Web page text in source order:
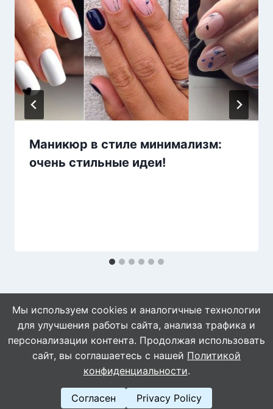
Маникюр в стиле минимализм:
очень стильные идеи!
© 2026 WebVinegret
Мы используем cookies и аналогичные технологии
для улучшения работы сайта, анализа трафика и
персонализации контента. Продолжая использовать
сайт, вы соглашаетесь с нашей Политикой
конфиденциальности.
Согласен Privacy Policy